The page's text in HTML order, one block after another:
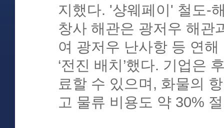
지했다. '샹웨페이' 철도-
창사 해관은 광저우 해관
여 광저우 난사항 등 연
‘전진 배치’했다. 기업은
료할 수 있으며, 화물의
고 물류 비용도 약 30%